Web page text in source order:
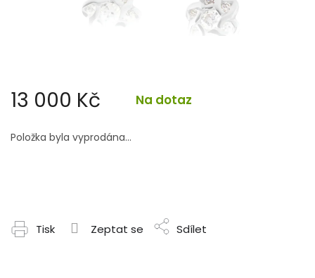
13 000 Kč Na dotaz
cena:
Položka byla vyprodána…
Tisk Zeptat se Sdílet